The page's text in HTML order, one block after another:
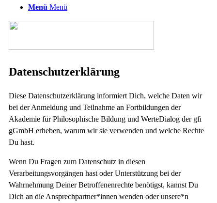
Menü Menü
Datenschutzerklärung
Diese Datenschutzerklärung informiert Dich, welche Daten wir
bei der Anmeldung und Teilnahme an Fortbildungen der
Akademie für Philosophische Bildung und WerteDialog der gfi
gGmbH erheben, warum wir sie verwenden und welche Rechte
Du hast.
Wenn Du Fragen zum Datenschutz in diesen
Verarbeitungsvorgängen hast oder Unterstützung bei der
Wahrnehmung Deiner Betroffenenrechte benötigst, kannst Du
Dich an die Ansprechpartner*innen wenden oder unsere*n